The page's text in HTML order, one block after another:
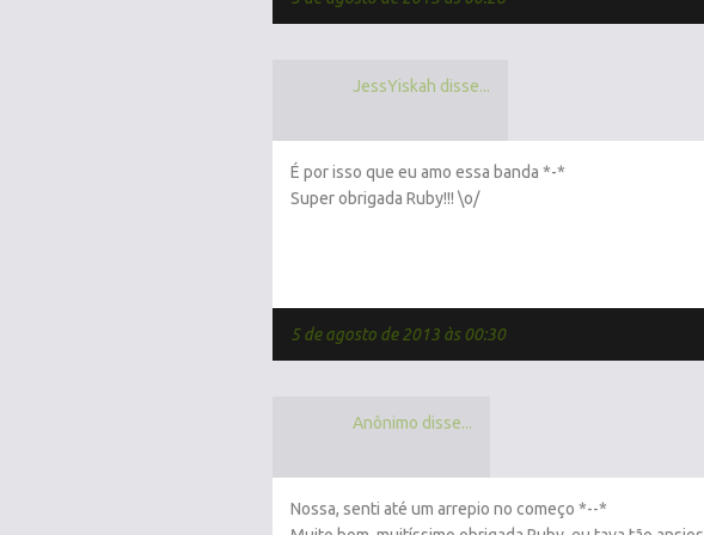
JessYiskah disse...
É por isso que eu amo essa banda *-*
Super obrigada Ruby!!! \o/
5 de agosto de 2013 às 00:30
Anônimo disse...
Nossa, senti até um arrepio no começo *--*